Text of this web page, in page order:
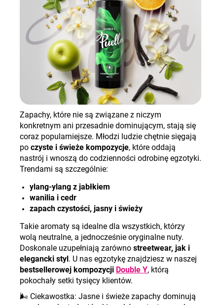
Zapachy, które nie są związane z niczym
konkretnym ani przesadnie dominującym, stają się
coraz popularniejsze. Młodzi ludzie chętnie sięgają
po czyste i świeże kompozycje, które oddają
nastrój i wnoszą do codzienności odrobinę egzotyki.
Trendami są szczególnie:
ylang-ylang z jabłkiem
wanilia i cedr
zapach czystości, jasny i świeży
Takie aromaty są idealne dla wszystkich, którzy
wolą neutralne, a jednocześnie oryginalne nuty.
Doskonale uzupełniają zarówno streetwear, jak i
elegancki styl. U nas egzotykę znajdziesz w naszej
bestsellerowej kompozycji Double Y, którą
pokochały setki tysięcy klientów.
🌬️ Ciekawostka: Jasne i świeże zapachy dominują